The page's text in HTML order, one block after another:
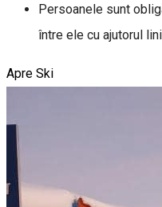
Persoanele sunt
între ele cu ajutorul
Apre Ski